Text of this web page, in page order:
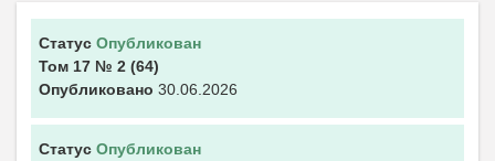
Статус Опубликован
Том 17 № 2 (64)
Опубликовано 30.06.2026
Статус Опубликован